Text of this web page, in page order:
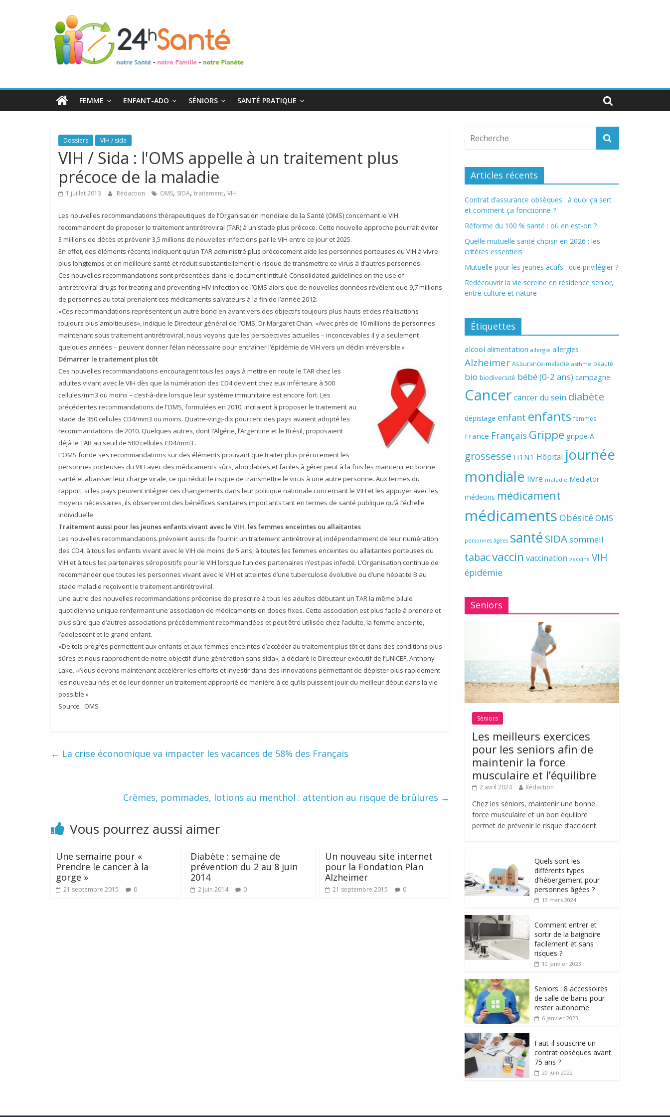
24h
Santé
toute
FEMME ENFANT-ADO SÉNIORS SANTÉ PRATIQUE
Dossiers VIH / sida
VIH / Sida : l'OMS appelle à un traitement plus
précoce de la maladie
1 juillet 2013 Rédaction OMS, SIDA, traitement, VIH
Les nouvelles recommandations thérapeutiques de l’Organisation mondiale de la Santé (OMS) concernant le VIH
recommandent de proposer le traitement antirétroviral (TAR) à un stade plus précoce. Cette nouvelle approche pourrait éviter
3 millions de décès et prévenir 3,5 millions de nouvelles infections par le VIH entre ce jour et 2025.
En effet, des éléments récents indiquent qu’un TAR administré plus précocement aide les personnes porteuses du VIH à vivre
plus longtemps et en meilleure santé et réduit substantiellement le risque de transmettre ce virus à d’autres personnes.
Ces nouvelles recommandations sont présentées dans le document intitulé Consolidated guidelines on the use of
antiretroviral drugs for treating and preventing HIV infection de l’OMS alors que de nouvelles données révèlent que 9,7 millions
de personnes au total prenaient ces médicaments salvateurs à la fin de l’année 2012.
«Ces recommandations représentent un autre bond en avant vers des objectifs toujours plus hauts et des réalisations
toujours plus ambitieuses», indique le Directeur général de l’OMS, Dr Margaret Chan. «Avec près de 10 millions de personnes
maintenant sous traitement antirétroviral, nous voyons que les perspectives actuelles – inconcevables il y a seulement
quelques années – peuvent donner l’élan nécessaire pour entraîner l’épidémie de VIH vers un déclin irréversible.»
Démarrer le traitement plus tôt
Ces nouvelles recommandations encouragent tous les pays à mettre en route le TAR chez les
adultes vivant avec le VIH dès que la numération des CD4 devient chez eux inférieure à 500
cellules/mm3 ou moins – c’est-à-dire lorsque leur système immunitaire est encore fort. Les
précédentes recommandations de l’OMS, formulées en 2010, incitaient à proposer le traitement au
stade de 350 cellules CD4/mm3 ou moins. Quatre-vingt-dix pourcent des pays avaient adopté les
recommandations de 2010. Quelques autres, dont l’Algérie, l’Argentine et le Brésil, proposaient
déjà le TAR au seuil de 500 cellules CD4/mm3 .
L’OMS fonde ses recommandations sur des éléments prouvant que traiter plus précocement les
personnes porteuses du VIH avec des médicaments sûrs, abordables et faciles à gérer peut à la fois les maintenir en bonne
santé et abaisser leur charge virale, ce qui réduit le risque de transmettre le virus à une autre personne. Aux termes du
rapport, si les pays peuvent intégrer ces changements dans leur politique nationale concernant le VIH et les appuyer avec les
moyens nécessaires, ils observeront des bénéfices sanitaires importants tant en termes de santé publique qu’à l’échelle
individuelle.
Traitement aussi pour les jeunes enfants vivant avec le VIH, les femmes enceintes ou allaitantes
Les nouvelles recommandations prévoient aussi de fournir un traitement antirétroviral, indépendamment de leur numération
des CD4, à tous les enfants vivant avec le VIH de moins de 5 ans, à toutes les femmes enceintes ou allaitantes porteuses du
VIH et à tous les partenaires séropositifs pour le VIH lorsque l’un des partenaires n’est pas infecté. L’Organisation continue de
recommander que toutes les personnes vivant avec le VIH et atteintes d’une tuberculose évolutive ou d’une hépatite B au
stade maladie reçoivent le traitement antirétroviral.
Une autre des nouvelles recommandations préconise de prescrire à tous les adultes débutant un TAR la même pilule
quotidienne unique renfermant une association de médicaments en doses fixes. Cette association est plus facile à prendre et
plus sûre que d’autres associations précédemment recommandées et peut être utilisée chez l’adulte, la femme enceinte,
l’adolescent et le grand enfant.
«De tels progrès permettent aux enfants et aux femmes enceintes d’accéder au traitement plus tôt et dans des conditions plus
sûres et nous rapprochent de notre objectif d’une génération sans sida», a déclaré le Directeur exécutif de l’UNICEF, Anthony
Lake. «Nous devons maintenant accélérer les efforts et investir dans des innovations permettant de dépister plus rapidement
les nouveau-nés et de leur donner un traitement approprié de manière à ce qu’ils puissent jouir du meilleur début dans la vie
possible.»
Source : OMS
← La crise économique va impacter les vacances de 58% des Français
Crèmes, pommades, lotions au menthol : attention au risque de brûlures →
Vous pourrez aussi aimer
Une semaine pour «
Prendre le cancer à la
gorge »
21 septembre 2015 0
Diabète : semaine de
prévention du 2 au 8 juin
2014
2 juin 2014 0
Un nouveau site internet
pour la Fondation Plan
Alzheimer
21 septembre 2015 0
Articles récents
Contrat d’assurance obsèques : à quoi ça sert
et comment ça fonctionne ?
Réforme du 100 % santé : où en est-on ?
Quelle mutuelle santé choisir en 2026 : les
critères essentiels
Mutuelle pour les jeunes actifs : que privilégier ?
Redécouvrir la vie sereine en résidence senior,
entre culture et nature
Étiquettes
alcool alimentation allergie allergies
Alzheimer Assurance-maladie asthme beauté
bio biodiversité bébé (0-2 ans) campagne
Cancer cancer du sein diabète
dépistage enfant enfants femmes
France Français Grippe grippe A
grossesse H1N1 Hôpital journée
mondiale livre maladie Mediator
médecins médicament
médicaments Obésité OMS
personnes âgées santé SIDAsommeil
tabacvaccin vaccination vaccins VIH
épidémie
Seniors
Séniors
Les meilleurs exercices
pour les seniors afin de
maintenir la force
musculaire et l’équilibre
2 avril 2024 Rédaction
Chez les séniors, maintenir une bonne
force musculaire et un bon équilibre
permet de prévenir le risque d’accident.
Quels sont les
différents types
d’hébergement pour
personnes âgées ?
13 mars 2024
Comment entrer et
sortir de la baignoire
facilement et sans
risques ?
10 janvier 2023
Seniors : 8 accessoires
de salle de bains pour
rester autonome
6 janvier 2023
Faut-il souscrire un
contrat obsèques avant
75 ans ?
20 juin 2022